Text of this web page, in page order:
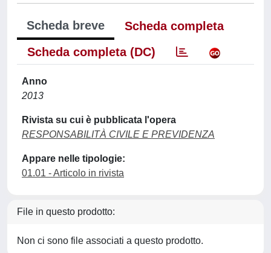
Scheda breve
Scheda completa
Scheda completa (DC)
Anno
2013
Rivista su cui è pubblicata l'opera
RESPONSABILITÀ CIVILE E PREVIDENZA
Appare nelle tipologie:
01.01 - Articolo in rivista
File in questo prodotto:
Non ci sono file associati a questo prodotto.